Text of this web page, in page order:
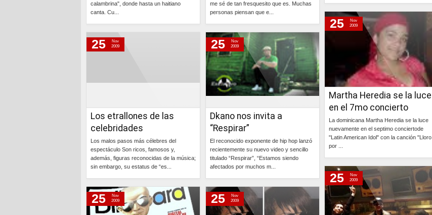
me sé de tan fresquesito que es. Muchas
personas piensan que e...
calambrina", donde hasta un haitiano
canta. Cu...
Martha Heredia se la luce
en el 7mo concierto
La dominicana Martha Heredia se la luce
nuevamente en el septimo conciertode
"Latin American Idol" con la canción "Lloro
por ...
25
Nov
2009
Los etrallones de las
celebridades
Los malos pasos más célebres del
espectáculo Son ricos, famosos y,
además, figuras reconocidas de la música;
sin embargo, su estatus de “es...
25
Nov
2009
Dkano nos invita a
“Respirar”
El reconocido exponente de hip hop lanzó
recientemente su nuevo video y sencillo
titulado “Respirar”, “Estamos siendo
afectados por muchos m...
25
Nov
2009
25
Nov
2009
25
Nov
2009
25
Nov
2009